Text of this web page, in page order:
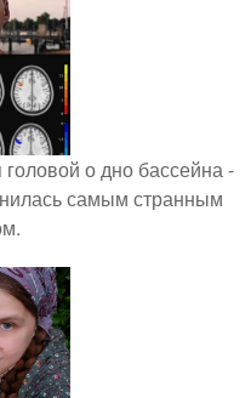
о дно бассейна -
самым странным